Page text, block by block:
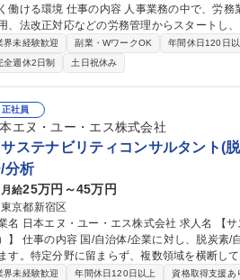
内容 人事業務の中で、労務業務を中心にご担当いただきます。まずは労働時間管理や規程
、法改正対応などの労務管理からスタートし
な業務内容】給与計算は一部グループ会社へ委託しており、実務が一人に集中しない体制で
法改正・監査対応もチームで行い、属人化し
・規程運用、法改正対応）■給与・賞与・退
評価・昇格・異動管理）■ご経験に応じて制度企画にも挑戦可能
ループ中核企業/在宅可/年休127日/長く働ける
界未経験歓迎 副業・WワークOK 年間休日120日
全週休2日制
土日祝休み
正社員
エヌ・ユー・エス株式会社
サステナビリティコンサルタント(
分析
月給25万円～45万円
東京都新宿区
本エヌ・ユー・エス株式会社 求人名 【サステナビリティコンサルタント（脱炭素・生物多様性・資源循
資源循環の戦略策定から地域実装までを一貫して支援
す。特定分野に留まらず、複数領域を横断し
定・制度設計等） ■自然資本・生物多様性に関する対応支
界未経験歓迎 年間休日120日以上 資格取得支援あ